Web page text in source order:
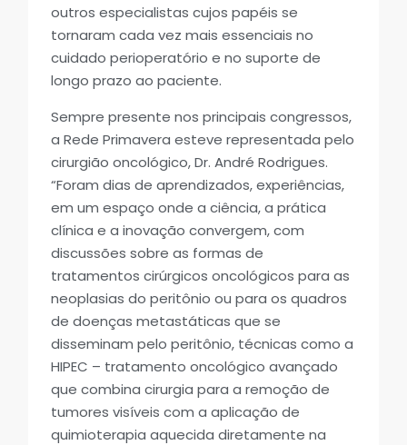
outros especialistas cujos papéis se
tornaram cada vez mais essenciais no
cuidado perioperatório e no suporte de
longo prazo ao paciente.
Sempre presente nos principais congressos,
a Rede Primavera esteve representada pelo
cirurgião oncológico, Dr. André Rodrigues.
“Foram dias de aprendizados, experiências,
em um espaço onde a ciência, a prática
clínica e a inovação convergem, com
discussões sobre as formas de
tratamentos cirúrgicos oncológicos para as
neoplasias do peritônio ou para os quadros
de doenças metastáticas que se
disseminam pelo peritônio, técnicas como a
HIPEC – tratamento oncológico avançado
que combina cirurgia para a remoção de
tumores visíveis com a aplicação de
quimioterapia aquecida diretamente na